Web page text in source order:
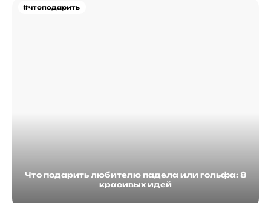
#чтоподарить
Что подарить любителю падела или гольфа: 8
красивых идей